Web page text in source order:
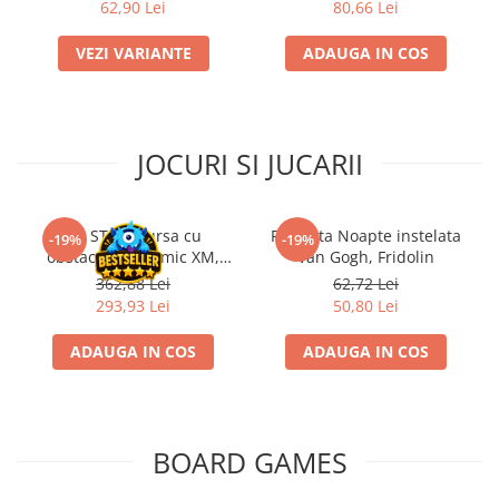
Disney Lorcana
Hololive
Magic The Gathering TCG
One Piece Card Game
Colectii Oficiale Topps si Panini si
62,90 Lei
VEZI VARIANTE
80,66 Lei
ADAUGA IN COS
JOCURI SI JUCARII
-19%Kit STEM Cursa cu
obstacole Dynamic XM,
Fischertechnik
362,88 Lei
293,93 Lei
ADAUGA IN COS
-19%
Flasneta Noapte instelata
Van Gogh, Fridolin
62,72 Lei
50,80 Lei
ADAUGA IN COS
BOARD GAMES